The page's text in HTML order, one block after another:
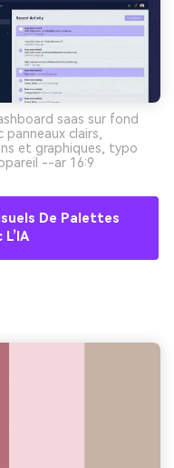
saas sur fond
clairs,
et graphiques, typo
--ar 16:9
De Palettes